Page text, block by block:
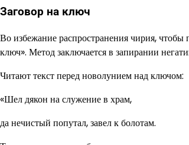
Заговор на ключ
Во избежание распространения чирия,
ключ». Метод заключается в запирании
Читают текст перед новолунием над ключом:
«Шел дякон на служение в храм,
да нечистый попутал, завел к болотам.